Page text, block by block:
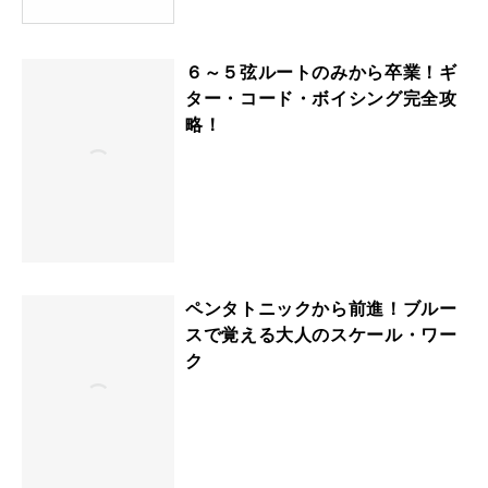
６～５弦ルートのみから卒業！ギ
ター・コード・ボイシング完全攻
略！
ペンタトニックから前進！ブルー
スで覚える大人のスケール・ワー
ク